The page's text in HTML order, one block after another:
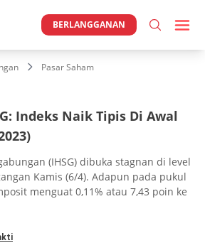
BERLANGGANAN
Pasar Saham
Indeks Naik Tipis Di Awal
(IHSG) dibuka stagnan di level
Kamis (6/4). Adapun pada pukul
menguat 0,11% atau 7,43 poin ke